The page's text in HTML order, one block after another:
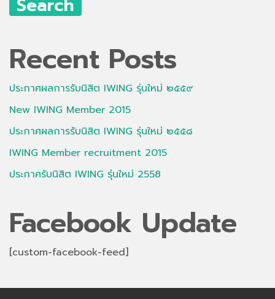
Recent Posts
ประกาศผลการรับนิสิต IWING รุ่นใหม่ ๒๕๕๙
New IWING Member 2015
ประกาศผลการรับนิสิต IWING รุ่นใหม่ ๒๕๕๘
IWING Member recruitment 2015
ประกาศรับนิสิต IWING รุ่นใหม่ 2558
Facebook Update
[custom-facebook-feed]